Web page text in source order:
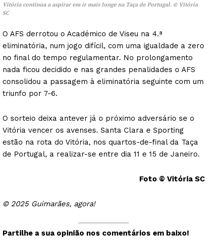
Vitória continua a aspirar em ir mais longe na Taça de Portugal. © Vitória
SC
O AFS derrotou o Académico de Viseu na 4.ª
eliminatória, num jogo difícil, com uma igualdade a zero
no final do tempo regulamentar. No prolongamento
nada ficou decidido e nas grandes penalidades o AFS
consolidou a passagem à eliminatória seguinte com um
triunfo por 7-6.
O sorteio deixa antever já o próximo adversário se o
Vitória vencer os avenses. Santa Clara e Sporting
estão na rota do Vitória, nos quartos-de-final da Taça
de Portugal, a realizar-se entre dia 11 e 15 de Janeiro.
Foto © Vitória SC
© 2025 Guimarães, agora!
Partilhe a sua opinião nos comentários em baixo!